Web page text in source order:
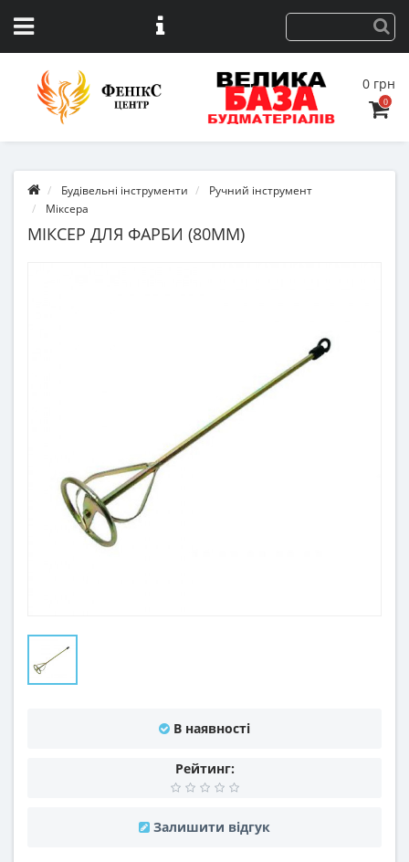
0 грн
0
Будівельні інструменти
Ручний інструмент
Міксера
МІКСЕР ДЛЯ ФАРБИ (80ММ)
В наявності
Рейтинг:
Залишити відгук